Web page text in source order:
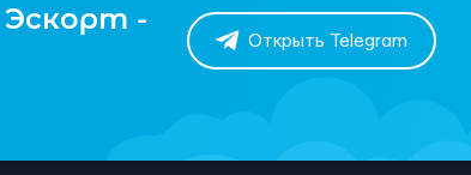
Эскорт -
Открыть Telegram